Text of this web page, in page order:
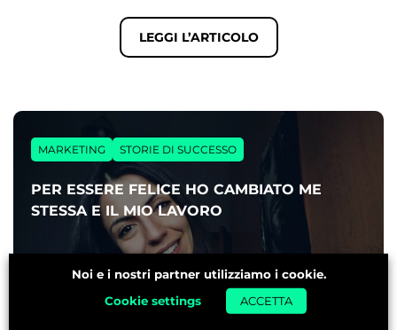
LEGGI L’ARTICOLO
MARKETING STORIE DI SUCCESSO
PER ESSERE FELICE HO CAMBIATO ME
STESSA E IL MIO LAVORO
Noi e i nostri partner utilizziamo i cookie.
Cookie settings
ACCETTA